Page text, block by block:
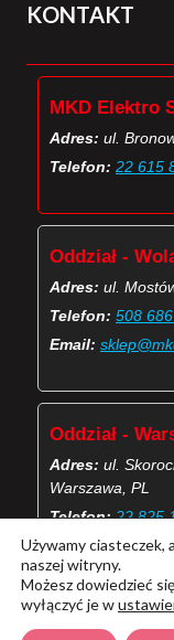
KONTAKT
MKD Elektro
Adres: ul.
Telefon: 22 615
Oddział -
Adres: ul.
Telefon: 508
Email:
Oddział -
Adres: ul.
Warszawa, PL
Telefon: 22 825
Email:
Używamy ciasteczek,
naszej witryny.
Możesz dowiedzieć
wyłączyć je w